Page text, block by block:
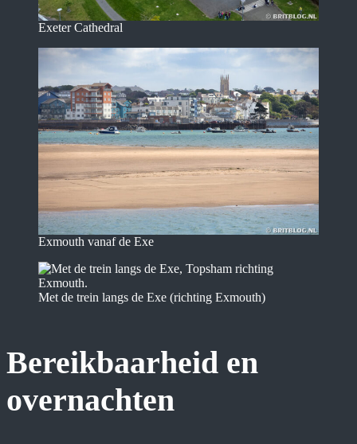
Exeter Cathedral
Exmouth vanaf de Exe
Met de trein langs de Exe (richting Exmouth)
Bereikbaarheid en
overnachten